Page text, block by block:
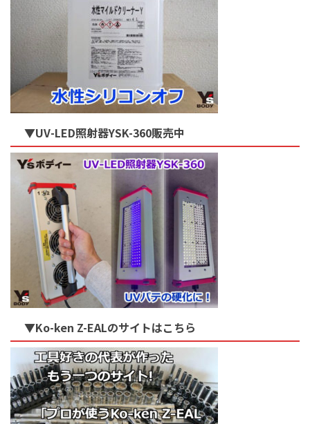
▼UV-LED照射器YSK-360販売中
▼Ko-ken Z-EALのサイトはこちら